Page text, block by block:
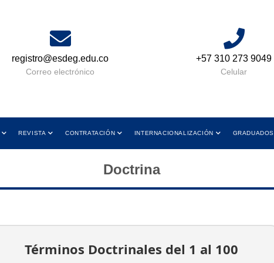
registro@esdeg.edu.co
Correo electrónico
+57 310 273 9049
Celular
REVISTA CONTRATACIÓN INTERNACIONALIZACIÓN GRADUADOS
Doctrina
Términos Doctrinales del 1 al 100